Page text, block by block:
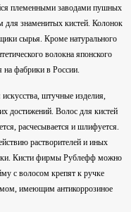
племенными заводами пушных
для знаменитых кистей. Колонок
сырья. Кроме натурального
волокна японского
на фабрики в России.
штучные изделия,
достижений. Волос для кистей
расчесывается и шлифуется.
растворителей и иных
Кисти фирмы Рублефф можно
с волосом крепят к ручке
имеющим антикоррозиное